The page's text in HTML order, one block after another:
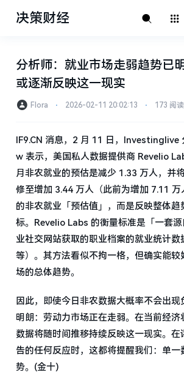
决策财经
分析师：就业市场走弱趋势已
或逐渐反映这一现实
Flora ⋅ 2026-02-11 20:02:13 ⋅ 173 阅读
IF9.CN 消息，2 月 11 日，Investinglive
w 表示，美国私人数据提供商 Revelio
月非农就业的预估是减少 1.33 万人，并
修至增加 3.44 万人（此前为增加 7.11
的非农就业「预估值」，而是反映整体趋
标。Revelio Labs 的衡量标准是「一套
业社交网站获取的职业档案的就业统计数
等）。其方法看似不拘一格，但确实能较
场的总体趋势。
因此，即使今日非农数据大概率不会出
明朗：劳动力市场正在走弱。在当前经济
数据将随时间推移持续反映这一现实。在
告的任何反应时，这都将提醒我们：单一
势。(金十)